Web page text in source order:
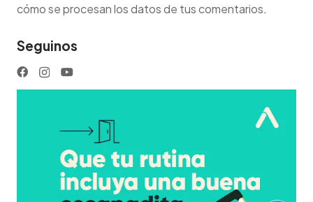
cómo se procesan los datos de tus comentarios.
Seguinos